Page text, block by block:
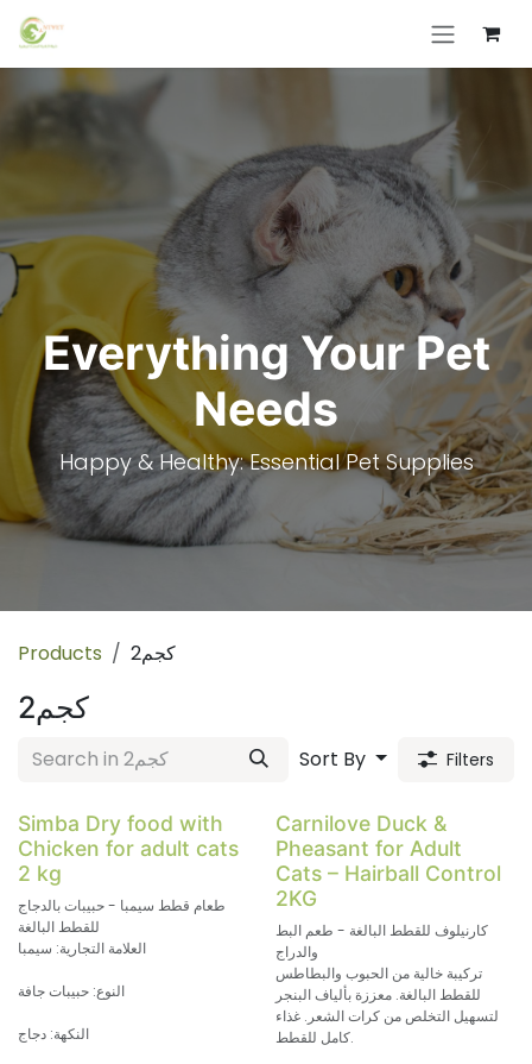
Skip to Content
Everything Your Pet
Needs
Happy & Healthy: Essential Pet Supplies
Products 2كجم
2كجم
Sort By Filters
Simba Dry food with
Chicken for adult cats
2 kg
طعام قطط سيمبا - حبيبات بالدجاج
العلامة التجارية: سيمبا
النوع: حبيبات جافة
النكهة: دجاج
Carnilove Duck &
Pheasant for Adult
Cats – Hairball Control
2KG
كارنيلوف للقطط البالغة - طعم البط
والدراج
تركيبة خالية من الحبوب والبطاطس
للقطط البالغة. معززة بألياف البنجر
لتسهيل التخلص من كرات الشعر. غذاء
كامل للقطط.